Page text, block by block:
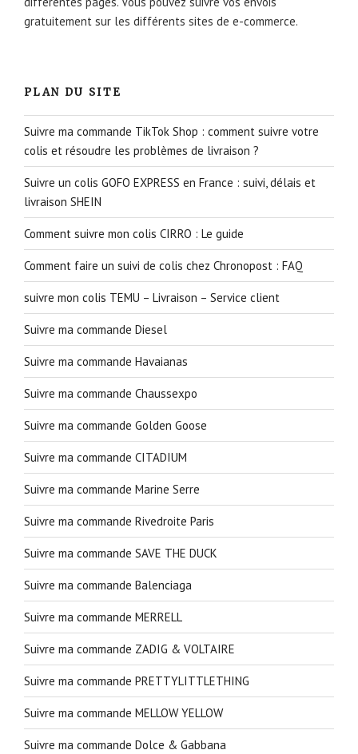
gratuitement sur les différents sites de e-commerce.
PLAN DU SITE
Suivre ma commande TikTok Shop : comment suivre votre
colis et résoudre les problèmes de livraison ?
Suivre un colis GOFO EXPRESS en France : suivi, délais et
livraison SHEIN
Comment suivre mon colis CIRRO : Le guide
Comment faire un suivi de colis chez Chronopost : FAQ
suivre mon colis TEMU – Livraison – Service client
Suivre ma commande Diesel
Suivre ma commande Havaianas
Suivre ma commande Chaussexpo
Suivre ma commande Golden Goose
Suivre ma commande CITADIUM
Suivre ma commande Marine Serre
Suivre ma commande Rivedroite Paris
Suivre ma commande SAVE THE DUCK
Suivre ma commande Balenciaga
Suivre ma commande MERRELL
Suivre ma commande ZADIG & VOLTAIRE
Suivre ma commande PRETTYLITTLETHING
Suivre ma commande MELLOW YELLOW
Suivre ma commande Dolce & Gabbana